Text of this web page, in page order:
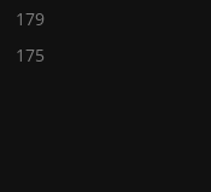
179
175